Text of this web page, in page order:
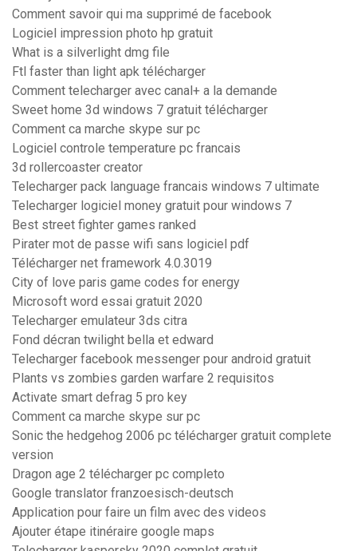
Comment savoir qui ma supprimé de facebook
Logiciel impression photo hp gratuit
What is a silverlight dmg file
Ftl faster than light apk télécharger
Comment telecharger avec canal+ a la demande
Sweet home 3d windows 7 gratuit télécharger
Comment ca marche skype sur pc
Logiciel controle temperature pc francais
3d rollercoaster creator
Telecharger pack language francais windows 7 ultimate
Telecharger logiciel money gratuit pour windows 7
Best street fighter games ranked
Pirater mot de passe wifi sans logiciel pdf
Télécharger net framework 4.0.3019
City of love paris game codes for energy
Microsoft word essai gratuit 2020
Telecharger emulateur 3ds citra
Fond décran twilight bella et edward
Telecharger facebook messenger pour android gratuit
Plants vs zombies garden warfare 2 requisitos
Activate smart defrag 5 pro key
Comment ca marche skype sur pc
Sonic the hedgehog 2006 pc télécharger gratuit complete
version
Dragon age 2 télécharger pc completo
Google translator franzoesisch-deutsch
Application pour faire un film avec des videos
Ajouter étape itinéraire google maps